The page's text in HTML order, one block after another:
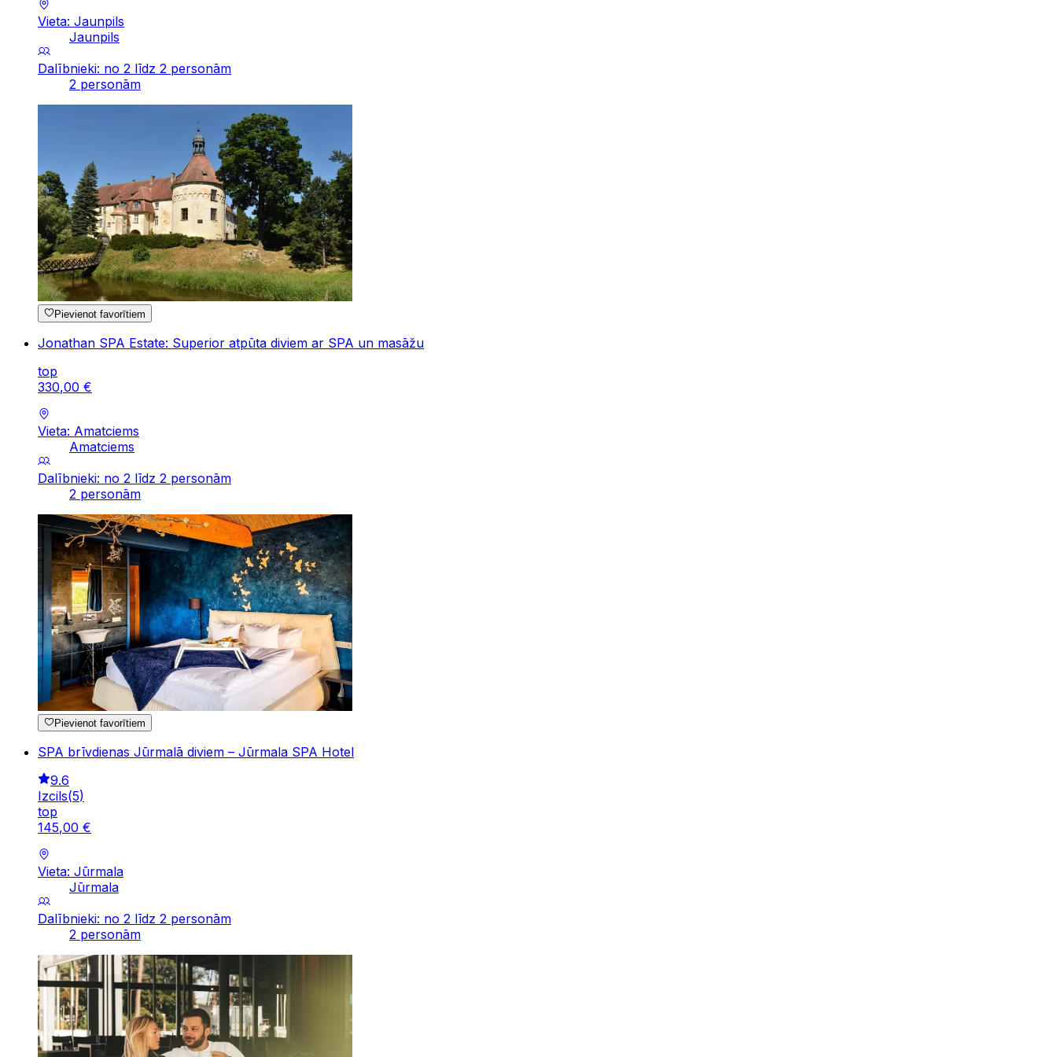
Vieta: Jaunpils
Jaunpils
Dalībnieki: no 2 līdz 2 personām
2 personām
Pievienot favorītiem
Jonathan SPA Estate: Superior atpūta diviem ar SPA un masāžu
top
330,00 €
Vieta: Amatciems
Amatciems
Dalībnieki: no 2 līdz 2 personām
2 personām
Pievienot favorītiem
SPA brīvdienas Jūrmalā diviem – Jūrmala SPA Hotel
9.6
Izcils(5)
top
145,00 €
Vieta: Jūrmala
Jūrmala
Dalībnieki: no 2 līdz 2 personām
2 personām